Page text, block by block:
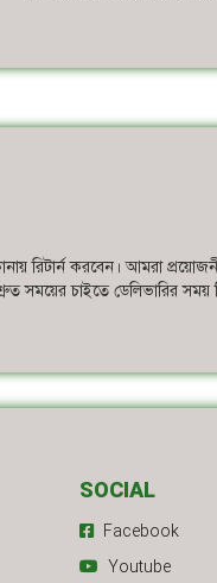
রিটার্ন করবেন। আমরা
সময়ের চাইতে ডেলিভারির সময়
SOCIAL
Facebook
Youtube